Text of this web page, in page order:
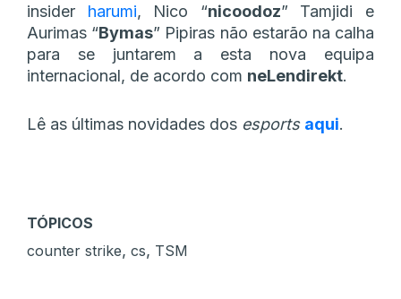
insider harumi, Nico “nicoodoz” Tamjidi e
Aurimas “Bymas” Pipiras não estarão na calha
para se juntarem a esta nova equipa
internacional, de acordo com neLendirekt.
Lê as últimas novidades dos esports aqui.
TÓPICOS
counter strike, cs, TSM